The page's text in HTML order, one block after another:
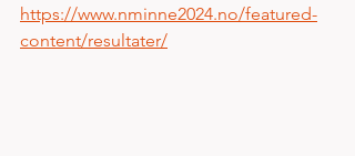
https://www.nminne2024.no/featured-
content/resultater/